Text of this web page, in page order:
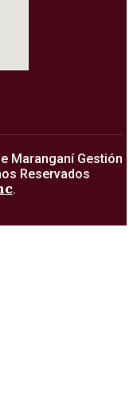
Maranganí Gestión
Reservados
.